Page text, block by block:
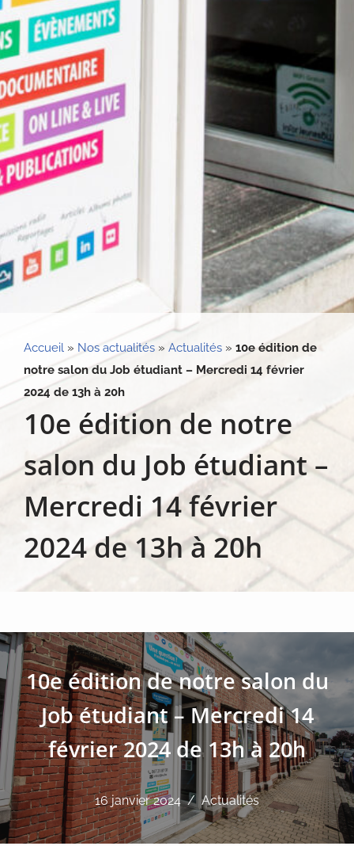
Accueil » Nos actualités » Actualités » 10e édition de
notre salon du Job étudiant – Mercredi 14 février
2024 de 13h à 20h
10e édition de notre
salon du Job étudiant –
Mercredi 14 février
2024 de 13h à 20h
10e édition de notre salon du
Job étudiant – Mercredi 14
février 2024 de 13h à 20h
16 janvier 2024 Actualités